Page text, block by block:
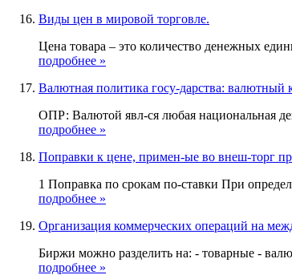
Виды цен в мировой торговле.
Цена товара – это количество денежных
подробнее »
Валютная политика госу-дарства:
ОПР: Валютой явл-ся любая национальная
подробнее »
Поправки к цене, примен-ые во внеш-торг
1 Поправка по срокам по-ставки При
подробнее »
Организация коммерческих операций на
Биржи можно разделить на: - товарные -
подробнее »